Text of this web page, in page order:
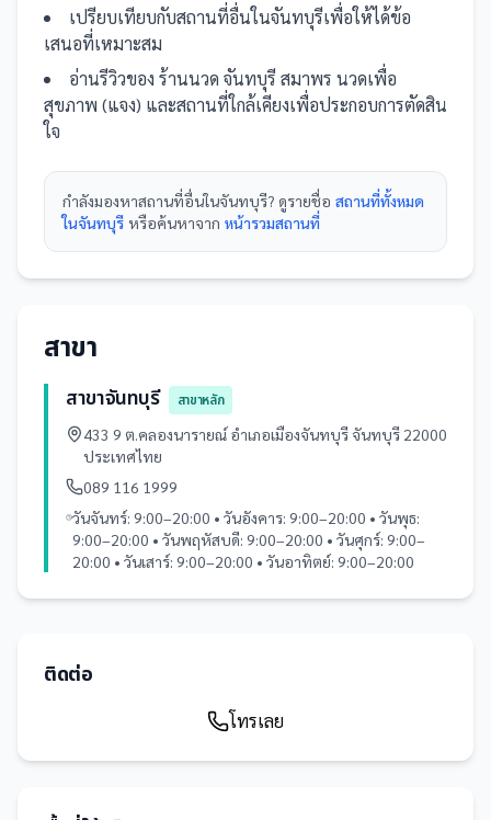
เปรียบเทียบกับสถานที่อื่นในจันทบุรีเพื่อให้ได้ข้อ
เสนอที่เหมาะสม
อ่านรีวิวของ ร้านนวด จันทบุรี สมาพร นวดเพื่อ
สุขภาพ (แจง) และสถานที่ใกล้เคียงเพื่อประกอบการตัดสิน
ใจ
กำลังมองหาสถานที่อื่นในจันทบุรี? ดูรายชื่อ สถานที่ทั้งหมด
ในจันทบุรี หรือค้นหาจาก หน้ารวมสถานที่
สาขา
สาขาจันทบุรี
สาขาหลัก
433 9 ต.คลองนารายณ์ อำเภอเมืองจันทบุรี จันทบุรี 22000
ประเทศไทย
089 116 1999
วันจันทร์: 9:00–20:00 • วันอังคาร: 9:00–20:00 • วันพุธ:
9:00–20:00 • วันพฤหัสบดี: 9:00–20:00 • วันศุกร์: 9:00–
20:00 • วันเสาร์: 9:00–20:00 • วันอาทิตย์: 9:00–20:00
ติดต่อ
โทรเลย